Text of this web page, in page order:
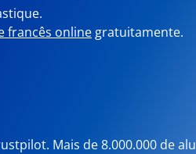
francês online gratuitamente.
Mais de 8.000.000 de